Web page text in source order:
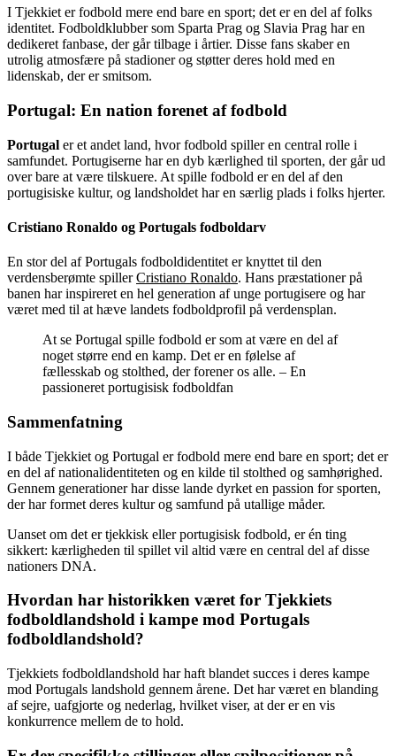
I Tjekkiet er fodbold mere end bare en sport; det er en del af folks
identitet. Fodboldklubber som Sparta Prag og Slavia Prag har en
dedikeret fanbase, der går tilbage i årtier. Disse fans skaber en
utrolig atmosfære på stadioner og støtter deres hold med en
lidenskab, der er smitsom.
Portugal: En nation forenet af fodbold
Portugal er et andet land, hvor fodbold spiller en central rolle i
samfundet. Portugiserne har en dyb kærlighed til sporten, der går ud
over bare at være tilskuere. At spille fodbold er en del af den
portugisiske kultur, og landsholdet har en særlig plads i folks hjerter.
Cristiano Ronaldo og Portugals fodboldarv
En stor del af Portugals fodboldidentitet er knyttet til den
verdensberømte spillerCristiano Ronaldo. Hans præstationer på
banen har inspireret en hel generation af unge portugisere og har
været med til at hæve landets fodboldprofil på verdensplan.
At se Portugal spille fodbold er som at være en del af
noget større end en kamp. Det er en følelse af
fællesskab og stolthed, der forener os alle. – En
passioneret portugisisk fodboldfan
Sammenfatning
I både Tjekkiet og Portugal er fodbold mere end bare en sport; det er
en del af nationalidentiteten og en kilde til stolthed og samhørighed.
Gennem generationer har disse lande dyrket en passion for sporten,
der har formet deres kultur og samfund på utallige måder.
Uanset om det er tjekkisk eller portugisisk fodbold, er én ting
sikkert: kærligheden til spillet vil altid være en central del af disse
nationers DNA.
Hvordan har historikken været for Tjekkiets
fodboldlandshold i kampe mod Portugals
fodboldlandshold?
Tjekkiets fodboldlandshold har haft blandet succes i deres kampe
mod Portugals landshold gennem årene. Det har været en blanding
af sejre, uafgjorte og nederlag, hvilket viser, at der er en vis
konkurrence mellem de to hold.